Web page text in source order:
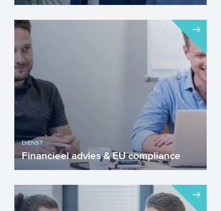
DIENST
Financieel advies & EU compliance